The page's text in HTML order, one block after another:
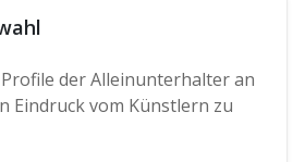
Profile der Alleinunterhalter an
Eindruck vom Künstlern zu